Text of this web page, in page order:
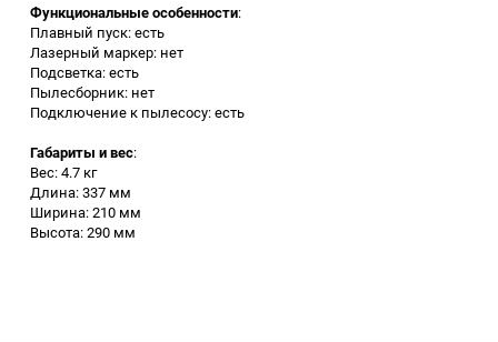
Вибротехника
Бетономешалки
Бензоинструмент
Аккумуляторный
инструмент
Функциональные особенности:
Плавный пуск: есть
Лазерный маркер: нет
Подсветка: есть
Пылесборник: нет
Подключение к пылесосу: есть
Габариты и вес:
Вес: 4.7 кг
Длина: 337 мм
Ширина: 210 мм
Высота: 290 мм